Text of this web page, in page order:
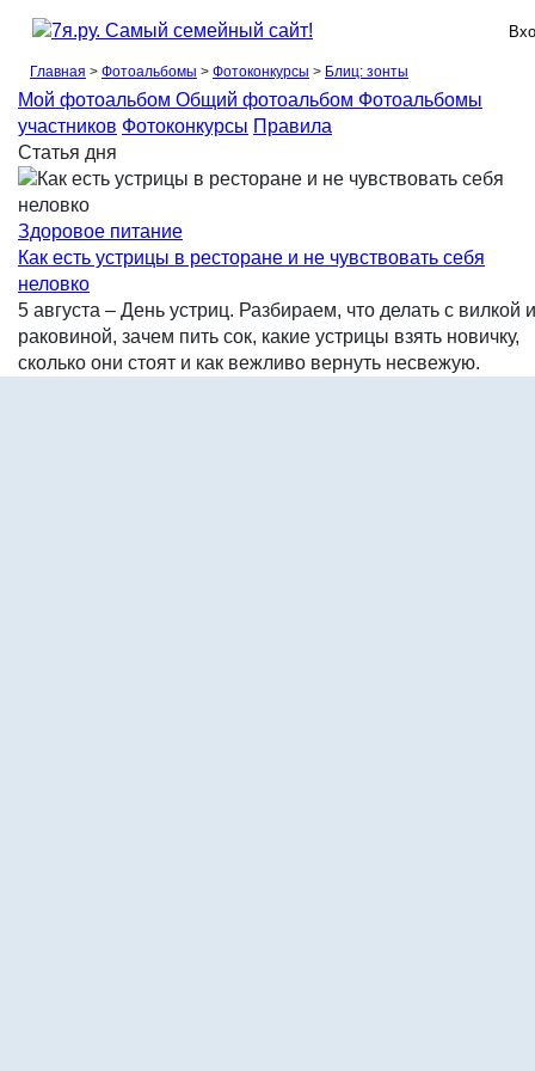
Главная > Фотоальбомы > Фотоконкурсы > Блиц: зонты
Мой фотоальбом Общий фотоальбом Фотоальбомы
участников Фотоконкурсы Правила
Статья дня
Здоровое питание
Как есть устрицы в ресторане и не чувствовать себя
неловко
5 августа – День устриц. Разбираем, что делать с вилкой и
раковиной, зачем пить сок, какие устрицы взять новичку,
сколько они стоят и как вежливо вернуть несвежую.